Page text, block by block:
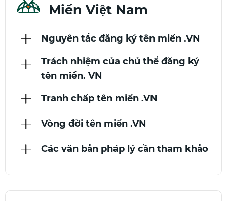
Miền Việt Nam
Nguyên tắc đăng ký tên miền .VN
Trách nhiệm của chủ thể đăng ký
tên miền. VN
Tranh chấp tên miền .VN
Vòng đời tên miền .VN
Các văn bản pháp lý cần tham khảo